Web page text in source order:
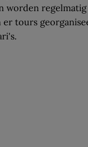
worden
tours